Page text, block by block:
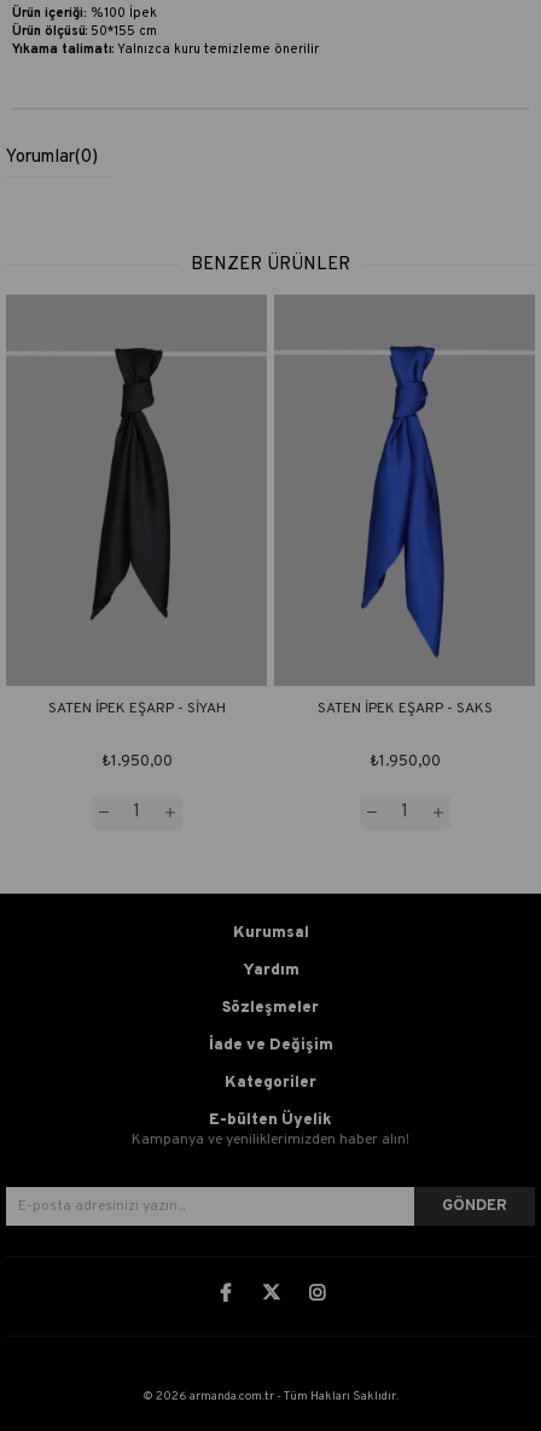
Ürün içeriği: %100 İpek
Ürün ölçüsü: 50*155 cm
Yıkama talimatı: Yalnızca kuru temizleme önerilir
Yorumlar(0)
BENZER ÜRÜNLER
SATEN İPEK EŞARP - SİYAH
₺1.950,00
SATEN İPEK EŞARP - SAKS
₺1.950,00
Kurumsal
Yardım
Sözleşmeler
İade ve Değişim
Kategoriler
E-bülten Üyelik
Kampanya ve yeniliklerimizden haber alın!
GÖNDER
© 2026 armanda.com.tr - Tüm Hakları Saklıdır.